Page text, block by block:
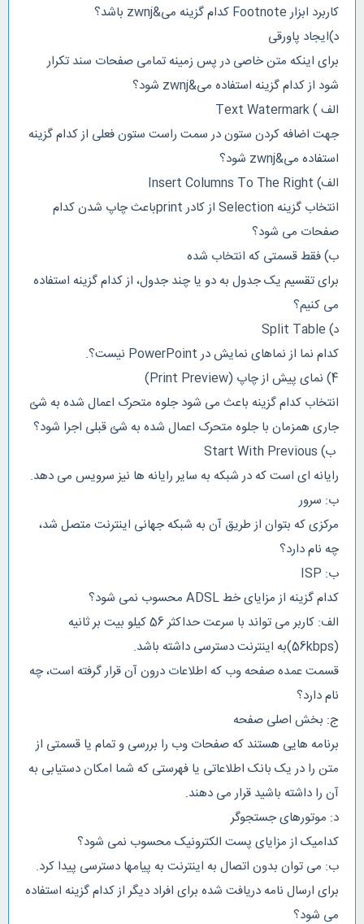
کاربرد ابزار Footnote کدام گزینه می&zwnj باشد؟
د)ایجاد پاورقی
برای اینکه متن خاصی در پس زمینه تمامی صفحات سند تکرار
شود از کدام گزینه استفاده می&zwnj شود؟
الف ) Text Watermark
جهت اضافه کردن ستون در سمت راست ستون فعلی از کدام گزینه
استفاده می&zwnj شود؟
الف) Insert Columns To The Right
انتخاب گزینه Selection از کادر printباعث چاپ شدن کدام
صفحات می شود؟
ب) فقط قسمتی که انتخاب شده
برای تقسیم یک جدول به دو یا چند جدول، از کدام گزینه استفاده
می کنیم؟
د) Split Table
کدام نما از نماهای نمایش در PowerPoint نیست؟.
4) نمای پیش از چاپ (Print Preview)
انتخاب کدام گزینه باعث می شود جلوه متحرک اعمال شده به شئ
جاری همزمان با جلوه متحرک اعمال شده به شئ قبلی اجرا شود؟
ب) Start With Previous
رایانه ای است که در شبکه به سایر رایانه ها نیز سرویس می دهد.
ب: سرور
مرکزی که بتوان از طریق آن به شبکه جهانی اینترنت متصل شد،
چه نام دارد؟
ب: ISP
کدام گزینه از مزایای خط ADSL محسوب نمی شود؟
الف: کاربر می تواند با سرعت حداکثر 56 کیلو بیت بر ثانیه
(56kbps)به اینترنت دسترسی داشته باشد.
قسمت عمده صفحه وب که اطلاعات درون آن قرار گرفته است، چه
نام دارد؟
ج: بخش اصلی صفحه
برنامه هایی هستند که صفحات وب را بررسی و تمام یا قسمتی از
متن را در یک بانک اطلاعاتی یا فهرستی که شما امکان دستیابی به
آن را داشته باشید قرار می دهند.
د: موتورهای جستجوگر
کدامیک از مزایای پست الکترونیک محسوب نمی شود؟
ب: می توان بدون اتصال به اینترنت به پیامها دسترسی پیدا کرد.
برای ارسال نامه دریافت شده برای افراد دیگر از کدام گزینه استفاده
می شود؟